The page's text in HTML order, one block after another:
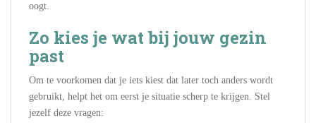
oogt.
Zo kies je wat bij jouw gezin
past
Om te voorkomen dat je iets kiest dat later toch anders wordt
gebruikt, helpt het om eerst je situatie scherp te krijgen. Stel
jezelf deze vragen: